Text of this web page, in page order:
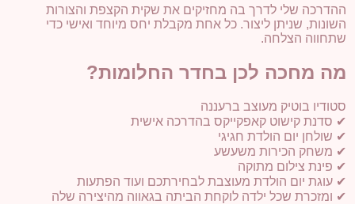
ההדרכה שלי לדרך בה מחזיקים את שקית הקצפת והצורות
השונות, שניתן ליצור. כל אחת מקבלת יחס מיוחד ואישי כדי
שתחווה הצלחה.
מה מחכה לכן בחדר החלומות?
סטודיו בוטיק מעוצב ברעננה
✔ סדנת קישוט קאפקייקס בהדרכה אישית
✔ שולחן יום הולדת חגיגי
✔ משחק הכירות משעשע
✔ פינת צילום מתוקה
✔ עוגת יום הולדת מעוצבת לבחירתכם ועוד הפתעות
✔ ומזכרת שכל ילדה לוקחת הביתה בגאווה מהיצירה שלה